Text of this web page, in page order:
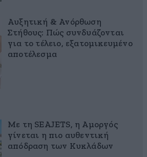
Αυξητική & Ανόρθωση
Στήθους: Πώς συνδυάζονται
για το τέλειο, εξατομικευμένο
αποτέλεσμα
Με τη SEAJETS, η Αμοργός
γίνεται η πιο αυθεντική
απόδραση των Κυκλάδων